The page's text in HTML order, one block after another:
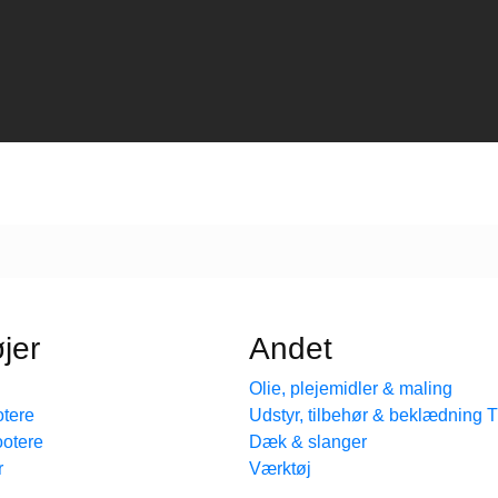
Andet
Olie, plejemidler & maling
Udstyr, tilbehør & beklædning
Dæk & slanger
Værktøj